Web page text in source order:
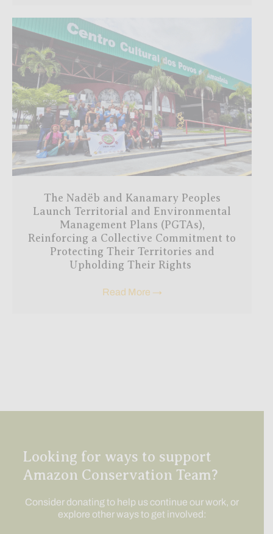
The Nadëb and Kanamary Peoples
Launch Territorial and Environmental
Management Plans (PGTAs),
Reinforcing a Collective Commitment to
Protecting Their Territories and
Upholding Their Rights
Read More →
Looking for ways to support
Amazon Conservation Team?
Consider donating to help us continue our work, or
explore other ways to get involved: